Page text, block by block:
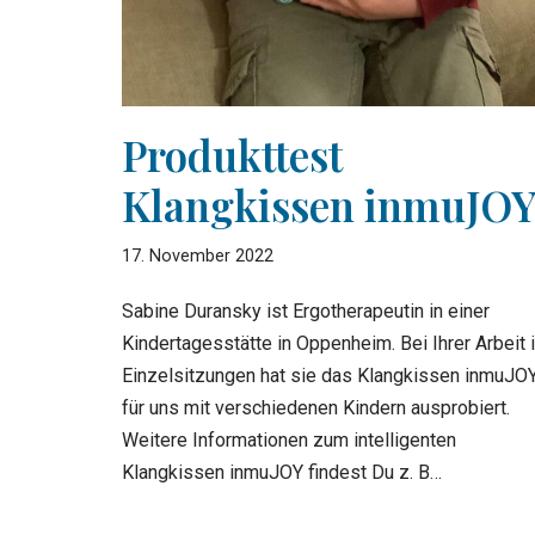
Produkttest
Klangkissen
17. November 2022
Sabine Duransky ist Ergotherapeutin in einer
Kindertagesstätte in Oppenheim. Bei Ihrer Arbeit
Einzelsitzungen hat sie das Klangkissen
für uns mit verschiedenen Kindern ausprobiert.
Weitere Informationen zum intelligenten
Klangkissen inmuJOY findest Du z. B…